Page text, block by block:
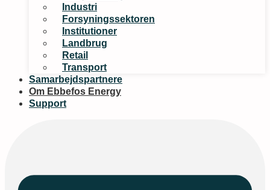
Industri
Forsyningssektoren
Institutioner
Landbrug
Retail
Transport
Samarbejdspartnere
Om Ebbefos Energy
Support